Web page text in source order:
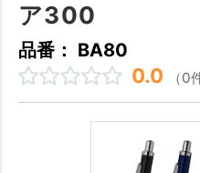
ア300
品番： BA80
0.0 （0